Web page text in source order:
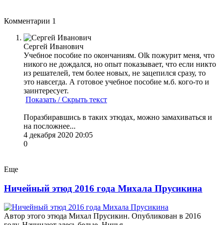
Комментарии 1
Сергей Иванович
Учебное пособие по окончаниям. Olk пожурит меня, что
никого не дождался, но опыт показывает, что если никто
из решателей, тем более новых, не зацепился сразу, то
это навсегда. А готовое учебное пособие м.б. кого-то и
заинтересует.
Показать / Скрыть текст
Поразбиравшись в таких этюдах, можно замахиваться и
на посложнее...
4 декабря 2020 20:05
0
Еще
Ничейный этюд 2016 года Михала Прусикина
Автор этого этюда Михал Прусикин. Опубликован в 2016